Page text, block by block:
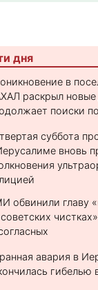
дня
в
раскрыл новые
поиски
суббота
вновь
обвинили главу
авария в
гибелью